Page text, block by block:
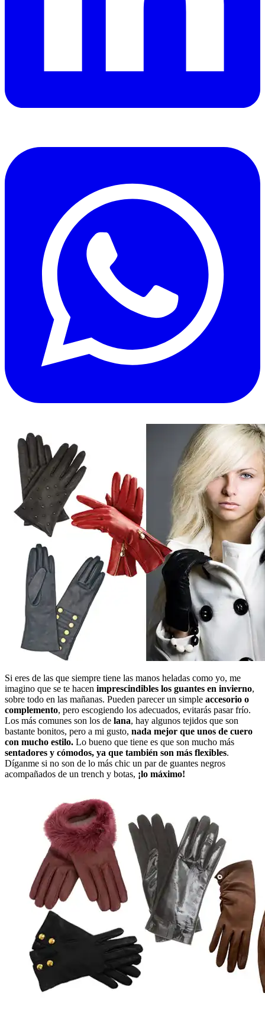
Si eres de las que siempre tiene las manos heladas como yo, me
imagino que se te hacen imprescindibles los guantes en invierno,
sobre todo en las mañanas. Pueden parecer un simple accesorio o
complemento, pero escogiendo los adecuados, evitarás pasar frío.
Los más comunes son los de lana, hay algunos tejidos que son
bastante bonitos, pero a mi gusto, nada mejor que unos de cuero
con mucho estilo. Lo bueno que tiene es que son mucho más
sentadores y cómodos, ya que también son más flexibles.
Díganme si no son de lo más chic un par de guantes negros
acompañados de un trench y botas, ¡lo máximo!